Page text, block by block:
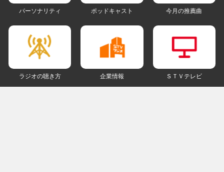
パーソナリティ ポッドキャスト 今月の推薦曲
ラジオの聴き方 企業情報 ＳＴＶテレビ